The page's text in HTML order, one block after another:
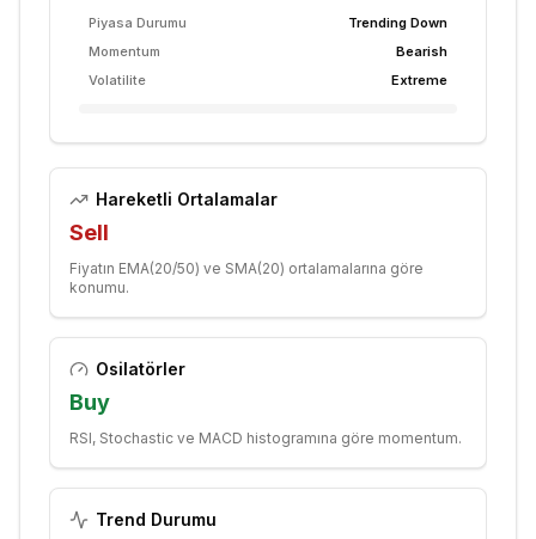
Piyasa Durumu
Trending Down
Momentum
Bearish
Volatilite
Extreme
Hareketli Ortalamalar
Sell
Fiyatın EMA(20/50) ve SMA(20) ortalamalarına göre
konumu.
Osilatörler
Buy
RSI, Stochastic ve MACD histogramına göre momentum.
Trend Durumu